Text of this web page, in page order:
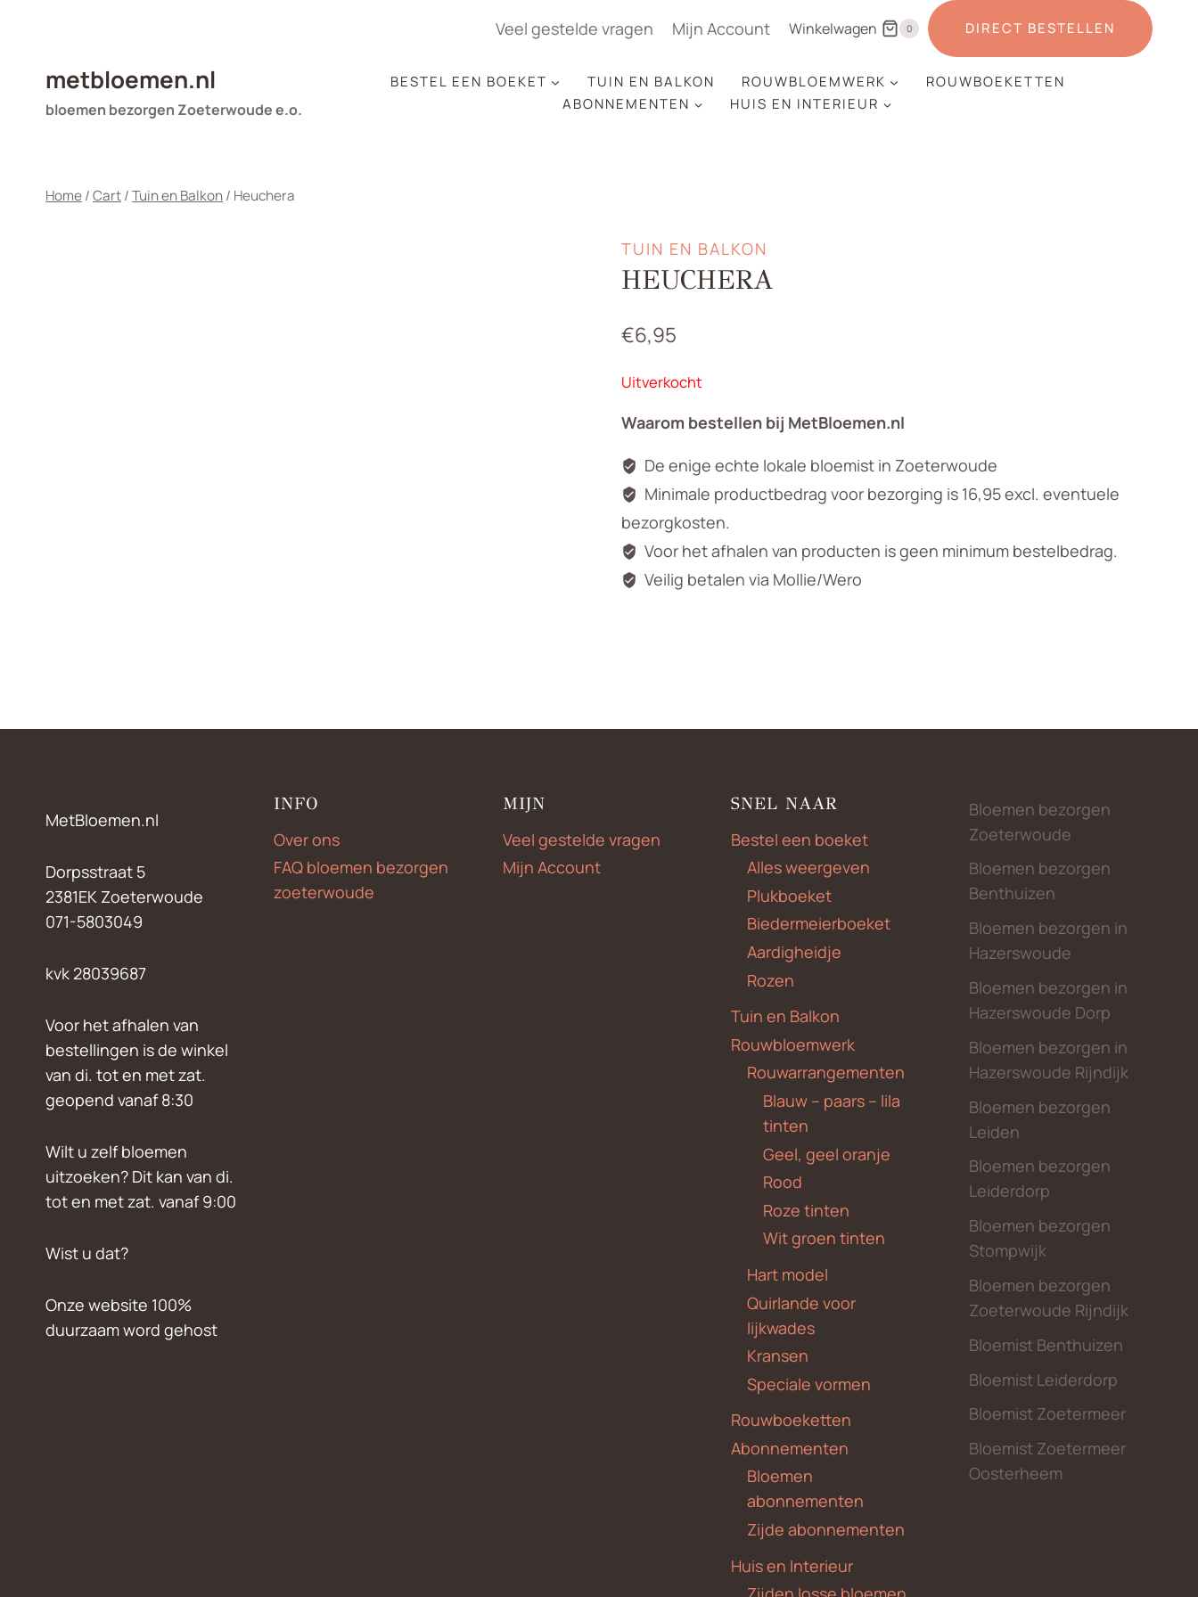
Veel gestelde vragen Mijn Account Winkelwagen 0 DIRECT BESTELLEN
metbloemen.nl
bloemen bezorgen Zoeterwoude e.o.
BESTEL EEN BOEKET TUIN EN BALKON ROUWBLOEMWERK
ROUWBOEKETTEN
ABONNEMENTEN
HUIS EN INTERIEUR
Home/Cart/Tuin en Balkon/ Heuchera
TUIN EN BALKON
HEUCHERA
€6,95
Uitverkocht
Waarom bestellen bij MetBloemen.nl
De enige echte lokale bloemist in Zoeterwoude
Minimale productbedrag voor bezorging is 16,95 excl. eventuele
bezorgkosten.
Voor het afhalen van producten is geen minimum bestelbedrag.
Veilig betalen via Mollie/Wero
MetBloemen.nl
Dorpsstraat 5
2381EK Zoeterwoude
071-5803049
kvk 28039687
Voor het afhalen van
bestellingen is de winkel
van di. tot en met zat.
geopend vanaf 8:30
Wilt u zelf bloemen
uitzoeken? Dit kan van di.
tot en met zat. vanaf 9:00
Wist u dat?
Onze website 100%
duurzaam word gehost
INFO
Over ons
FAQ bloemen bezorgen
zoeterwoude
MIJN
Veel gestelde vragen
Mijn Account
SNEL NAAR
Bestel een boeket
Alles weergeven
Plukboeket
Biedermeierboeket
Aardigheidje
Rozen
Tuin en Balkon
Rouwbloemwerk
Rouwarrangementen
Blauw – paars – lila
tinten
Geel, geel oranje
Rood
Roze tinten
Wit groen tinten
Hart model
Quirlande voor
lijkwades
Kransen
Speciale vormen
Rouwboeketten
Abonnementen
Bloemen
abonnementen
Zijde abonnementen
Huis en Interieur
Bloemen bezorgen
Zoeterwoude
Bloemen bezorgen
Benthuizen
Bloemen bezorgen in
Hazerswoude
Bloemen bezorgen in
Hazerswoude Dorp
Bloemen bezorgen in
Hazerswoude Rijndijk
Bloemen bezorgen
Leiden
Bloemen bezorgen
Leiderdorp
Bloemen bezorgen
Stompwijk
Bloemen bezorgen
Zoeterwoude Rijndijk
Bloemist Benthuizen
Bloemist Leiderdorp
Bloemist Zoetermeer
Bloemist Zoetermeer
Oosterheem